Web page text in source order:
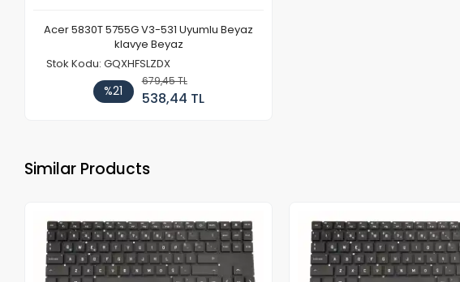
Acer 5830T 5755G V3-531 Uyumlu Beyaz
klavye Beyaz
Stok Kodu: GQXHFSLZDX
%21
679,45 TL
538,44 TL
Similar Products